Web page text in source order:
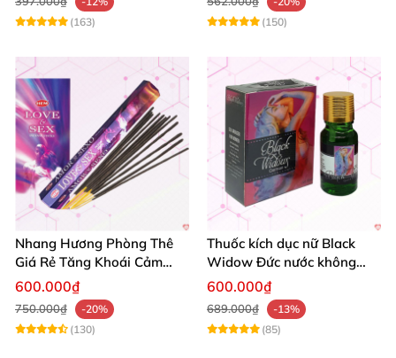
(163)
(150)
Nhang Hương Phòng Thê
Giá Rẻ Tăng Khoái Cảm
Nhanh Chóng
600.000₫
750.000₫
-20%
(130)
Thuốc kích dục nữ Black
Widow Đức nước không
mùi mạnh hiệu quả giá tốt
600.000₫
689.000₫
-13%
(85)